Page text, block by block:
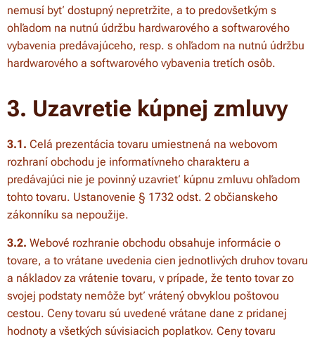
nemusí byť dostupný nepretržite, a to predovšetkým s
ohľadom na nutnú údržbu hardwarového a softwarového
vybavenia predávajúceho, resp. s ohľadom na nutnú údržbu
hardwarového a softwarového vybavenia tretích osôb.
3. Uzavretie kúpnej zmluvy
3.1. Celá prezentácia tovaru umiestnená na webovom
rozhraní obchodu je informatívneho charakteru a
predávajúci nie je povinný uzavrieť kúpnu zmluvu ohľadom
tohto tovaru. Ustanovenie § 1732 odst. 2 občianskeho
zákonníku sa nepoužije.
3.2. Webové rozhranie obchodu obsahuje informácie o
tovare, a to vrátane uvedenia cien jednotlivých druhov tovaru
a nákladov za vrátenie tovaru, v prípade, že tento tovar zo
svojej podstaty nemôže byť vrátený obvyklou poštovou
cestou. Ceny tovaru sú uvedené vrátane dane z pridanej
hodnoty a všetkých súvisiacich poplatkov. Ceny tovaru